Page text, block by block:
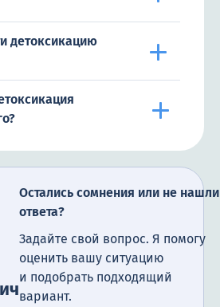
детоксикацию
Остались сомнения или не нашли
ответа?
Задайте свой вопрос. Я помогу
оценить вашу ситуацию
и подобрать подходящий
вариант.